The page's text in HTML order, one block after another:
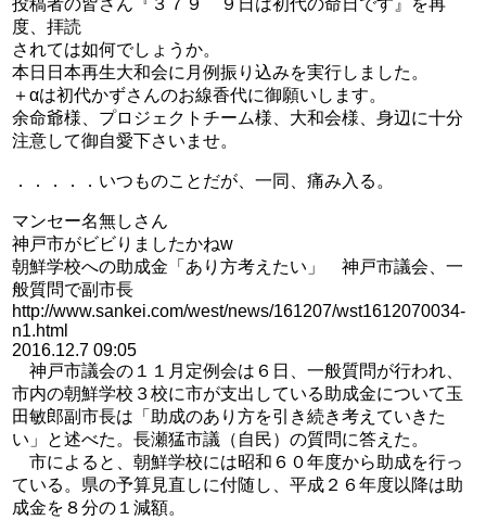
投稿者の皆さん『３７９ ９日は初代の命日です』を再
度、拝読
されては如何でしょうか。
本日日本再生大和会に月例振り込みを実行しました。
＋αは初代かずさんのお線香代に御願いします。
余命爺様、プロジェクトチーム様、大和会様、身辺に十分
注意して御自愛下さいませ。
．．．．．いつものことだが、一同、痛み入る。
マンセー名無しさん
神戸市がビビりましたかねw
朝鮮学校への助成金「あり方考えたい」 神戸市議会、一
般質問で副市長
http://www.sankei.com/west/news/161207/wst1612070034-
n1.html
2016.12.7 09:05
神戸市議会の１１月定例会は６日、一般質問が行われ、
市内の朝鮮学校３校に市が支出している助成金について玉
田敏郎副市長は「助成のあり方を引き続き考えていきた
い」と述べた。長瀬猛市議（自民）の質問に答えた。
市によると、朝鮮学校には昭和６０年度から助成を行っ
ている。県の予算見直しに付随し、平成２６年度以降は助
成金を８分の１減額。